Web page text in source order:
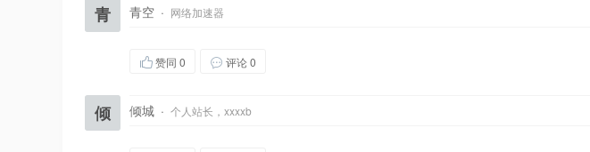
青 青空 · 网络加速器
赞同 0 评论 0
倾 倾城 · 个人站长，xxxxb